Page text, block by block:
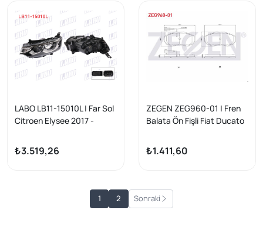
LABO LB11-15010L | Far Sol
Citroen Elysee 2017 -
₺3.519,26
ZEGEN ZEG960-01 | Fren
Balata Ön Fişli Fiat Ducato
Ducato 2.3 JTD 2002-
2006 / Ducato 2.0 JTD
2006 / Citroen Jumper II
1.9 D 2002-2006 / Jumper
₺1.411,60
1 2 Sonraki